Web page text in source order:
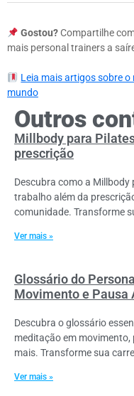
Gostou?Compartilhe
mais personal trainers a
Leia mais artigos sobre
mundo
Outros
Millbody para
prescrição
Descubra como a Millbody
trabalho além da
comunidade. Transforme
Ver mais »
Glossário do
Movimento e Pausa
Descubra o glossário
meditação em
mais. Transforme sua
Ver mais »